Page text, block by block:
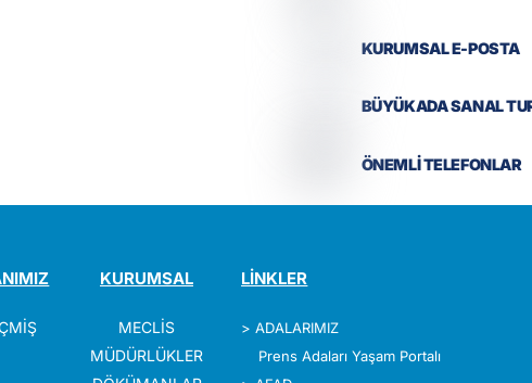
KURUMSAL E-POSTA
BÜYÜKADA SANAL
ÖNEMLİ TELEFONLAR
KURUMSAL
MECLİS
MÜDÜRLÜKLER
LİNKLER
>ADALARIMIZ
Prens Adaları Yaşam Portalı